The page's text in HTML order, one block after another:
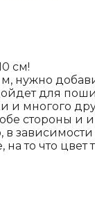
см!
м, нужно
для
и многого
стороны и
то что цвет